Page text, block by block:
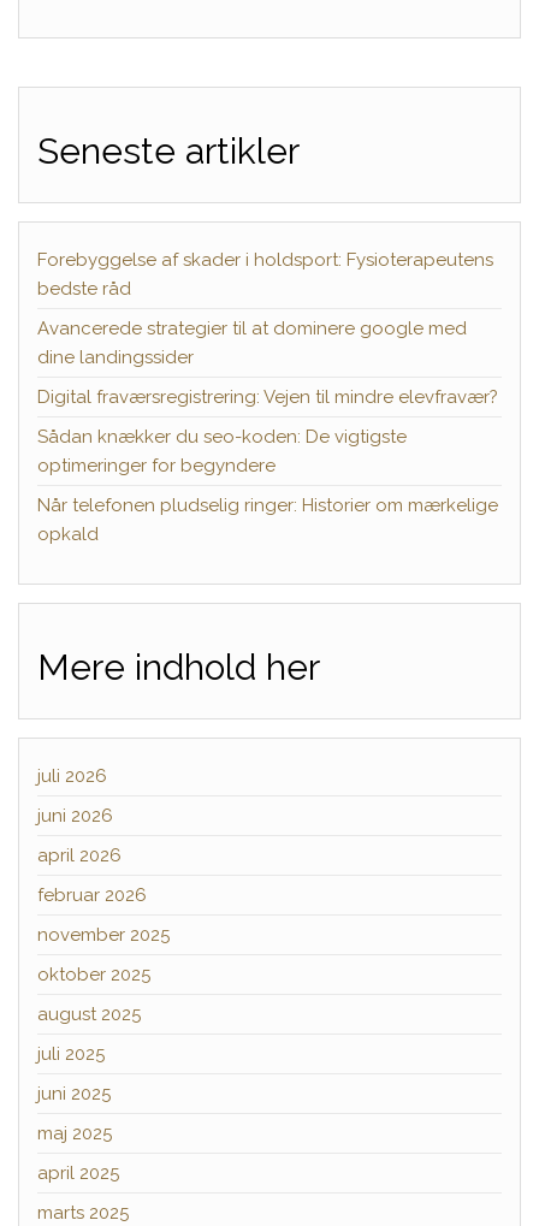
Seneste artikler
Forebyggelse af skader i holdsport: Fysioterapeutens
bedste råd
Avancerede strategier til at dominere google med
dine landingssider
Digital fraværsregistrering: Vejen til mindre elevfravær?
Sådan knækker du seo-koden: De vigtigste
optimeringer for begyndere
Når telefonen pludselig ringer: Historier om mærkelige
opkald
Mere indhold her
juli 2026
juni 2026
april 2026
februar 2026
november 2025
oktober 2025
august 2025
juli 2025
juni 2025
maj 2025
april 2025
marts 2025